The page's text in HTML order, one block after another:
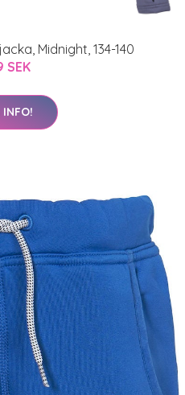
Midnight, 134-140
SEK
INFO!